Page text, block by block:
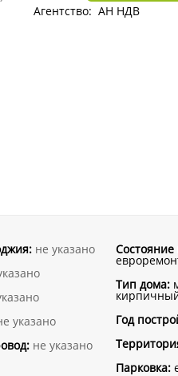
Агентство: АН НДВ
не указано
указано
не указано
Тип дома:
Год
Парковка: